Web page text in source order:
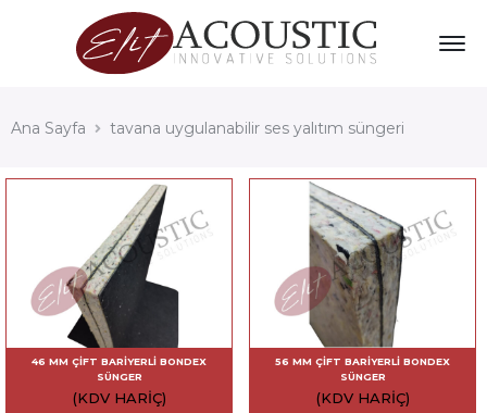
Ana Sayfa tavana uygulanabilir ses yalıtım süngeri
46 MM ÇIFT BARIYERLI BONDEX
SÜNGER
(KDV HARIÇ)
56 MM ÇIFT BARIYERLI BONDEX
SÜNGER
(KDV HARIÇ)